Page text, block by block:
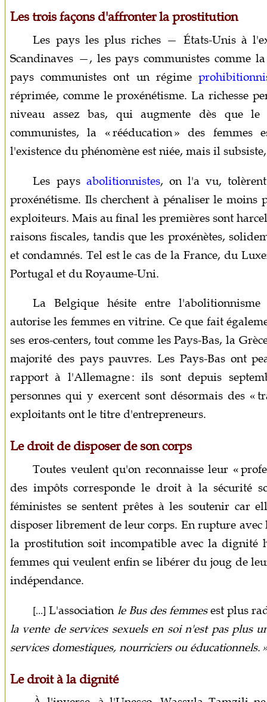
Les trois façons d'affronter la prostitution
Les pays les plus riches — États-Unis à
Scandinaves —, les pays communistes comme
pays communistes ont un régime
réprimée, comme le proxénétisme. La richesse
niveau assez bas, qui augmente dès que le
communistes, la « rééducation » des
l'existence du phénomène est niée, mais il
Les pays abolitionnistes, on l'a vu,
proxénétisme. Ils cherchent à pénaliser le moins
exploiteurs. Mais au final les premières sont
raisons fiscales, tandis que les proxénètes,
et condamnés. Tel est le cas de la France, du
Portugal et du Royaume-Uni.
La Belgique hésite entre
autorise les femmes en vitrine. Ce que fait
ses eros-centers, tout comme les Pays-Bas, la
majorité des pays pauvres. Les Pays-Bas ont
rapport à l'Allemagne : ils sont depuis
personnes qui y exercent sont désormais des «
exploitants ont le titre d'entrepreneurs.
Le droit de disposer de son corps
Toutes veulent qu'on reconnaisse leur «
des impôts corresponde le droit à la sécurité
féministes se sentent prêtes à les soutenir car
disposer librement de leur corps. En rupture
la prostitution soit incompatible avec la dignité
femmes qui veulent enfin se libérer du joug de
indépendance.
[...] L'association le Bus des femmesest plus
la vente de services sexuels en soi n'est pas plus
services domestiques, nourriciers ou éducationnels. »
Le droit à la dignité